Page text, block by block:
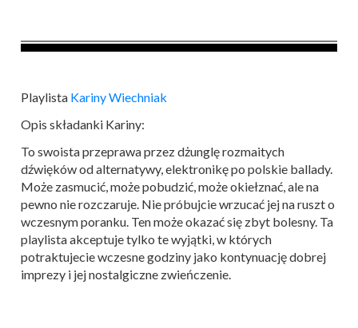
Playlista Kariny Wiechniak
Opis składanki Kariny:
To swoista przeprawa przez dżunglę rozmaitych
dźwięków od alternatywy, elektronikę po polskie ballady.
Może zasmucić, może pobudzić, może okiełznać, ale na
pewno nie rozczaruje. Nie próbujcie wrzucać jej na ruszt o
wczesnym poranku. Ten może okazać się zbyt bolesny. Ta
playlista akceptuje tylko te wyjątki, w których
potraktujecie wczesne godziny jako kontynuację dobrej
imprezy i jej nostalgiczne zwieńczenie.